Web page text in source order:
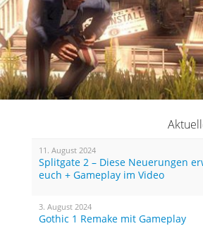
11. August 2024
Splitgate 2 – Diese Neuerungen
euch + Gameplay im Video
3. August 2024
Gothic 1 Remake mit Gameplay